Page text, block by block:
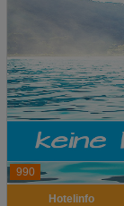
990
Hotelinfo